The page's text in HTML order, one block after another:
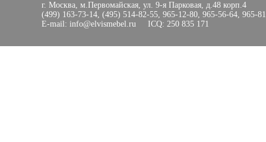
г. Москва, м.Первомайская, ул. 9-я Парковая, д.48 корп.4
(499) 163-73-14, (495) 514-82-55, 965-12-80, 965-56-64, 965-
E-mail: info@elvismebel.ru ICQ: 250 835 171